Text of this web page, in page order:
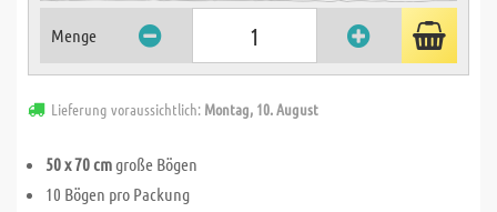
Menge
Lieferung voraussichtlich: Montag, 10. August
50 x 70 cmgroße Bögen
10 Bögen pro Packung